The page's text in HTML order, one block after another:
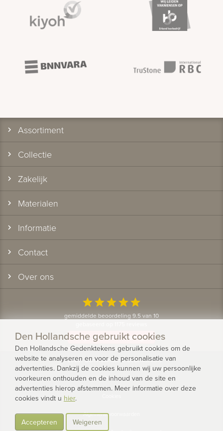
Assortiment
Collectie
Zakelijk
Materialen
Informatie
Contact
Over ons
starstarstarstarstar
gemiddelde beoordeling 9.5 van 10
Bekijk alle klantervaringen
© 2026 - Den Hollandsche Gedenktekens
Privacy
Algemene voorwaarden
Den Hollandsche gebruikt cookies
Den Hollandsche Gedenktekens gebruikt cookies om de
website te analyseren en voor de personalisatie van
advertenties. Dankzij de cookies kunnen wij uw persoonlijke
voorkeuren onthouden en de inhoud van de site en
advertenties hierop afstemmen. Meer informatie over deze
cookies vindt u hier.
Accepteren Weigeren